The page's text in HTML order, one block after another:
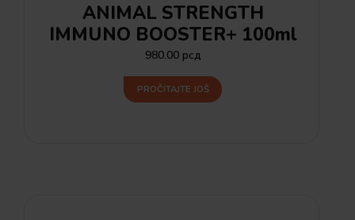
ANIMAL STRENGTH
IMMUNO BOOSTER+ 100ml
980.00 рсд
PROČITAJTE JOŠ